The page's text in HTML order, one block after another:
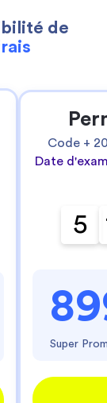
de
Code +
Date
5
Super